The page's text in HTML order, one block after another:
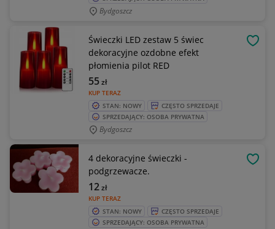
Bydgoszcz
Świeczki LED zestaw 5 świec
dekoracyjne ozdobne efekt
płomienia pilot RED
KUP TERAZ
55zł
STAN: NOWY
CZĘSTO SPRZEDAJE
SPRZEDAJĄCY: OSOBA PRYWATNA
Bydgoszcz
4 dekoracyjne świeczki -
podgrzewacze.
KUP TERAZ
12zł
STAN: NOWY
CZĘSTO SPRZEDAJE
SPRZEDAJĄCY: OSOBA PRYWATNA